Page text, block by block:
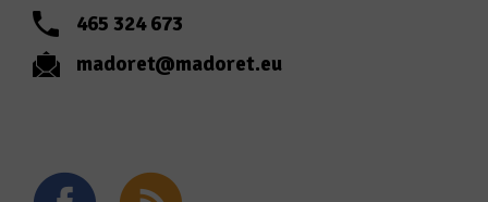
465 324 673
madoret@madoret.eu